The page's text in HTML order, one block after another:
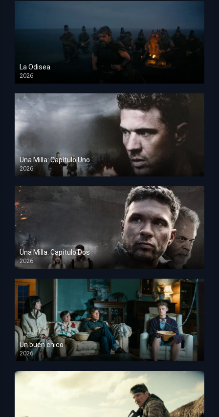
La Odisea
2026
TS Screener
Una Milla: Capítulo Uno
2026
HD 1080p
Una Milla: Capítulo Dos
2026
HD 1080p
Un buen chico
2026
HD 1080p